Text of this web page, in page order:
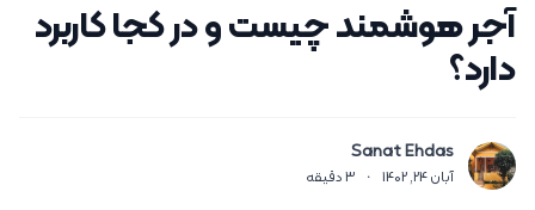
آجر هوشمند چیست و در کجا کاربرد
دارد؟
Sanat Ehdas
آبان 24, 1402 ·
3دقیقه